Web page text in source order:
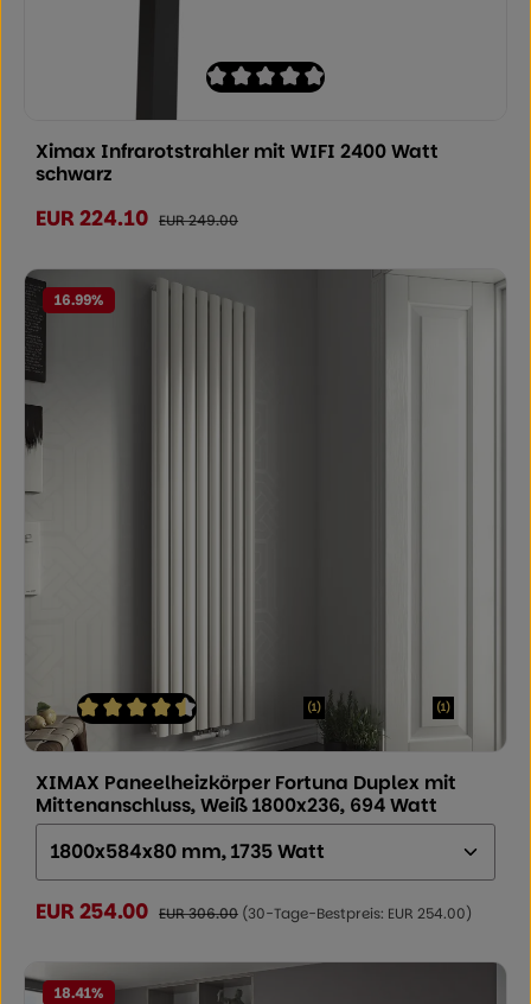
Ximax Infrarotstrahler mit WIFI 2400 Watt
schwarz
Verkaufspreis:
EUR 224.10 Regulärer Preis:
EUR 249.00
16.99%
Durchschnittliche Bewertung von 4.5 von 5 Sternen
(1) (1)
XIMAX Paneelheizkörper Fortuna Duplex mit
Mittenanschluss, Weiß 1800x236, 694 Watt
Größe (Höhe x Breite x Tiefe):
Verkaufspreis:
EUR 254.00 Regulärer Preis:
EUR 306.00 (30-Tage-Bestpreis: EUR 254.00)
18.41%